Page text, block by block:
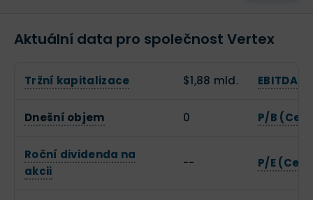
Aktuální data pro společnost Vertex
Tržní kapitalizace $1,88 mld. EBITDA
Dnešní objem 0 P/B
Roční dividenda na
akcii
-- P/E